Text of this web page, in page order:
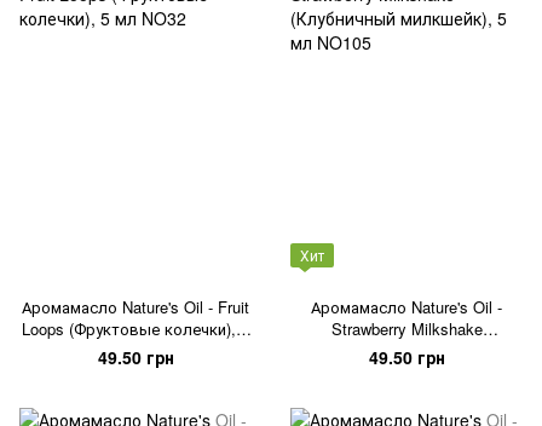
Аромамасло Nature's Oil - Fruit
Loops (Фруктовые колечки), 5
мл
49.50 грн
Хит
Аромамасло Nature's Oil -
Strawberry Milkshake
(Клубничный милкшейк), 5 мл
49.50 грн